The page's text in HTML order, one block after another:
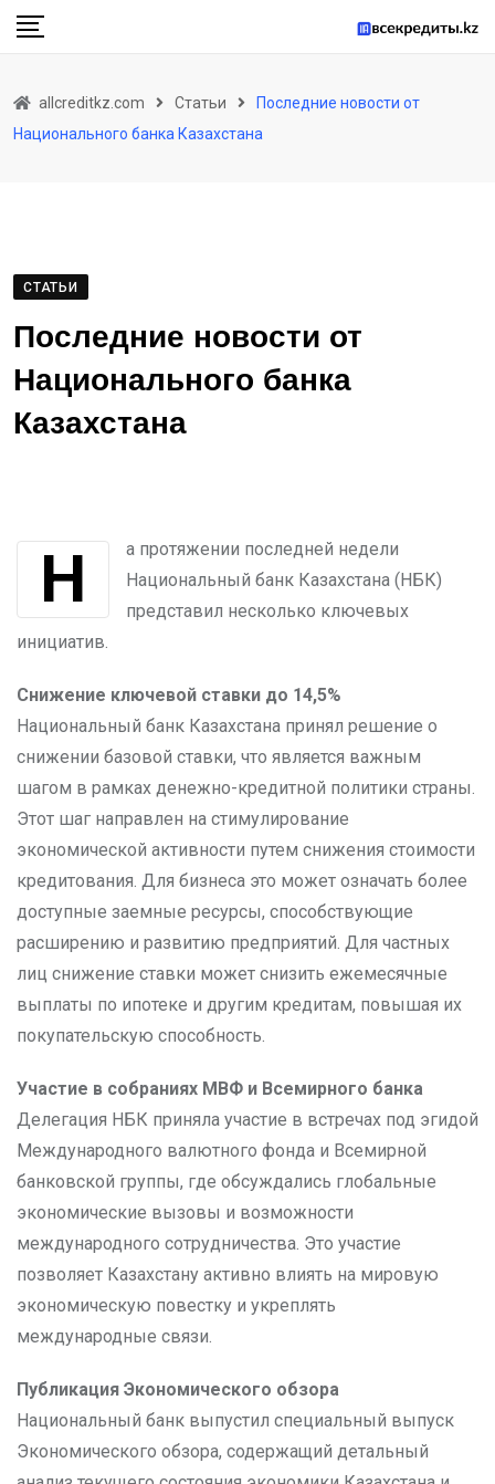
Skip
allcreditkz.com Статьи
Последние новости от
Национального банка Казахстана
СТАТЬИ
Последние новости от
Национального банка
Казахстана
На протяжении последней недели
Национальный банк Казахстана (НБК)
представил несколько ключевых
инициатив.
Снижение ключевой ставки до 14,5%
Национальный банк Казахстана принял решение о
снижении базовой ставки, что является важным
шагом в рамках денежно-кредитной политики страны.
Этот шаг направлен на стимулирование
экономической активности путем снижения стоимости
кредитования. Для бизнеса это может означать более
доступные заемные ресурсы, способствующие
расширению и развитию предприятий. Для частных
лиц снижение ставки может снизить ежемесячные
выплаты по ипотеке и другим кредитам, повышая их
покупательскую способность.
Участие в собраниях МВФ и Всемирного банка
Делегация НБК приняла участие в встречах под эгидой
Международного валютного фонда и Всемирной
банковской группы, где обсуждались глобальные
экономические вызовы и возможности
международного сотрудничества. Это участие
позволяет Казахстану активно влиять на мировую
экономическую повестку и укреплять
международные связи.
Публикация Экономического обзора
Национальный банк выпустил специальный выпуск
Экономического обзора, содержащий детальный